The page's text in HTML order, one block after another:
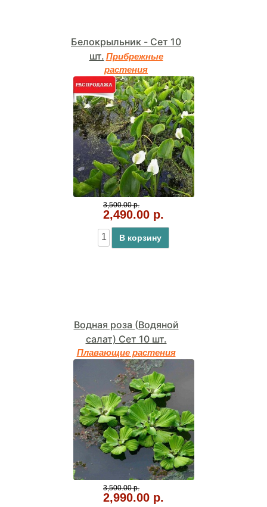
Белокрыльник - Cет 10
шт. Прибрежные
растения
3,500.00 р.
2,490.00 р.
В корзину
Водная роза (Водяной
салат) Сет 10 шт.
Плавающие растения
3,500.00 р.
2,990.00 р.